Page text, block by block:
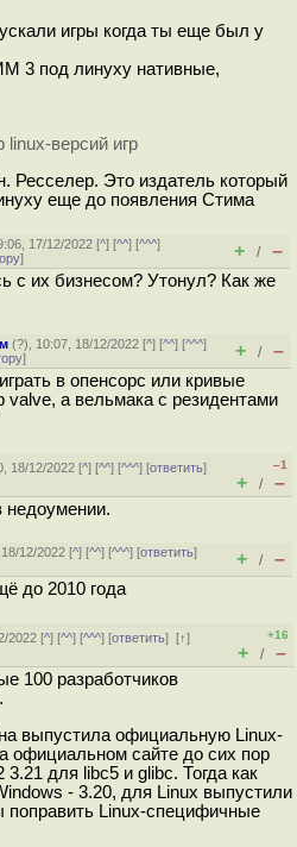
игры когда ты еще был у
3 под линуху нативные,
linux-версий игр
Ресселер. Это издатель который
еще до появления Стима
17/12/2022 [^] [^^] [^^^]
] + / –
с их бизнесом? Утонул? Как же
(?), 10:07, 18/12/2022 [^] [^^] [^^^]
] + / –
в опенсорс или кривые
valve, а вельмака с резидентами
18/12/2022 [^] [^^] [^^^] [ответить]
–1
+ / –
недоумении.
12/2022 [^] [^^] [^^^] [ответить]
+ / –
до 2010 года
2022 [^] [^^] [^^^] [ответить][↑]
+16
+ / –
100 разработчиков
выпустила официальную Linux-
официальном сайте до сих пор
для libc5 и glibc. Тогда как
- 3.20, для Linux выпустили
Linux-специфичные